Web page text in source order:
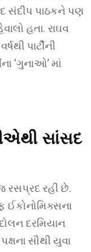
સંદીપ પાઠકને પણ
હતા. રાઘવ
પાર્ટીની
‘ગુનાઓ’ માં
સાંસદ
રસપ્રદ રહી છે.
દરમિયાન
સૌથી યુવા